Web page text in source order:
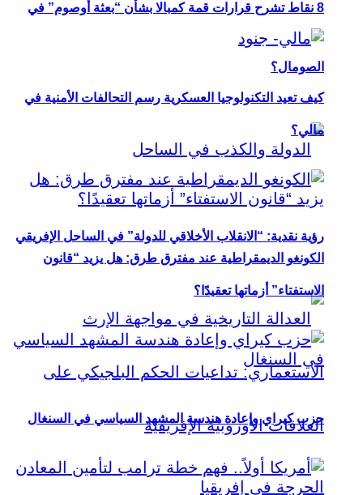
8 نقاط تشرح قرارات قمة كمبالا بشأن “بعثة أوصوم” في
الصومال؟
رؤية نقدية: “الانقلاب الأخلاقي للدولة” في الساحل الإفريقي
كيف تعيد التكنولوجيا العسكرية رسم التحالفات الأمنية في
مالي؟
الكونغو الديمقراطية عند مفترق طرق: هل يزيد “قانون
الاستفتاء” أزماتها تعقيدًا؟
حزب كيراي وإعادة هندسة المشهد السياسي في السنغال